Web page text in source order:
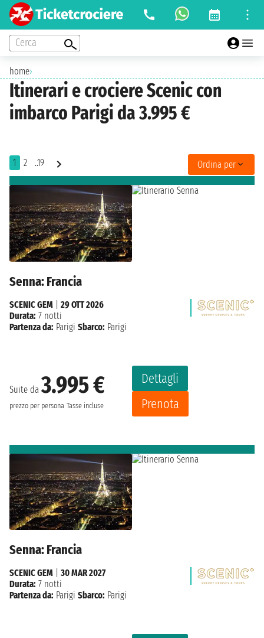
Cerca
home›
Itinerari e crociere Scenic con
imbarco Parigi da 3.995 €
1 2 ..19 Ordina per
Senna: Francia
Suite da3.995 €
prezzo per persona Tasse incluse
Dettagli
Prenota
SCENIC GEM
29 OTT 2026
Durata: 7 notti
Partenza da: Parigi Sbarco: Parigi
Senna: Francia
SCENIC GEM
30 MAR 2027
Durata: 7 notti
Partenza da: Parigi Sbarco: Parigi